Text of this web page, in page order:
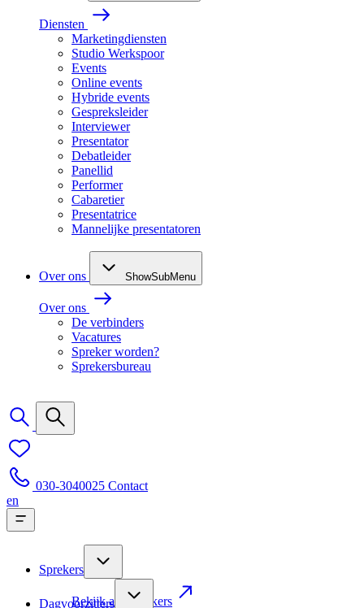
Diensten
Marketingdiensten
Studio Werkspoor
Events
Online events
Hybride events
Gespreksleider
Interviewer
Presentator
Debatleider
Panellid
Performer
Cabaretier
Presentatrice
Mannelijke presentatoren
Over ons ShowSubMenu
Over ons
De verbinders
Vacatures
Spreker worden?
Sprekersbureau
030-3040025 Contact
en
Sprekers
Bekijk alle sprekers
Dagvoorzitters